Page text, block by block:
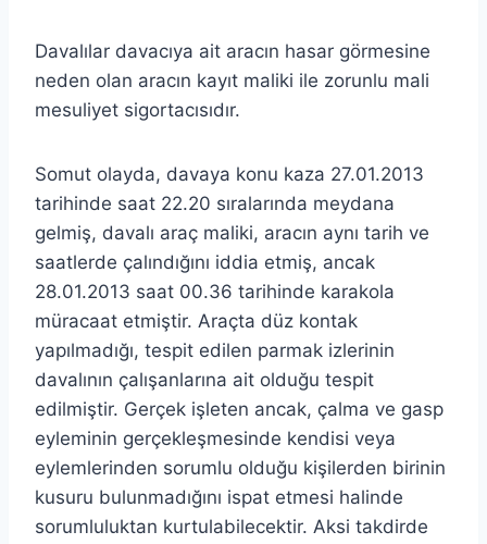
Davalılar davacıya ait aracın hasar görmesine
neden olan aracın kayıt maliki ile zorunlu mali
mesuliyet sigortacısıdır.
Somut olayda, davaya konu kaza 27.01.2013
tarihinde saat 22.20 sıralarında meydana
gelmiş, davalı araç maliki, aracın aynı tarih ve
saatlerde çalındığını iddia etmiş, ancak
28.01.2013 saat 00.36 tarihinde karakola
müracaat etmiştir. Araçta düz kontak
yapılmadığı, tespit edilen parmak izlerinin
davalının çalışanlarına ait olduğu tespit
edilmiştir. Gerçek işleten ancak, çalma ve gasp
eyleminin gerçekleşmesinde kendisi veya
eylemlerinden sorumlu olduğu kişilerden birinin
kusuru bulunmadığını ispat etmesi halinde
sorumluluktan kurtulabilecektir. Aksi takdirde